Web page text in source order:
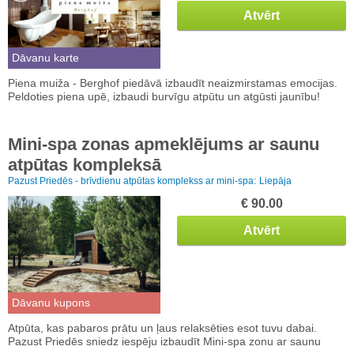
Dāvanu karte
Atvērt
Piena muiža - Berghof piedāvā izbaudīt neaizmirstamas emocijas.
Peldoties piena upē, izbaudi burvīgu atpūtu un atgūsti jaunību!
Mini-spa zonas apmeklējums ar saunu
atpūtas kompleksā
Pazust Priedēs - brīvdienu atpūtas komplekss ar mini-spa: Liepāja
Dāvanu kupons
€ 90.00
Atvērt
Atpūta, kas pabaros prātu un ļaus relaksēties esot tuvu dabai.
Pazust Priedēs sniedz iespēju izbaudīt Mini-spa zonu ar saunu